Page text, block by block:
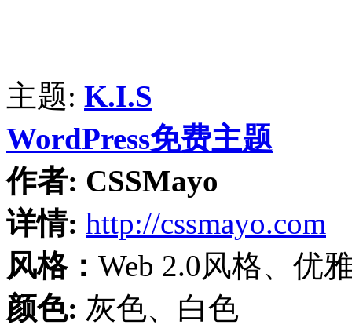
主题: K.I.S
WordPress免费主题
作者: CSSMayo
详情: http://cssmayo.com
风格： Web 2.0风格、优
颜色: 灰色、白色